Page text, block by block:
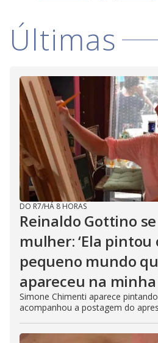
o
Últimas
DO R7/HÁ 8 HORAS
Reinaldo Gottino
mulher: ‘Ela pintou
pequeno mundo
apareceu na minha
Simone Chimenti aparece
acompanhou a postagem do